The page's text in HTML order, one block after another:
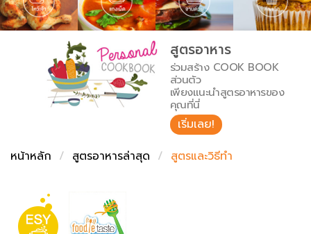
เคล็ดลับน่ารู้
เปรียบเทียบหน่วยการตวง
เปรียบเทียบอุณหภูมิ
เปรียบเทียบน้ำหนักวัตถุดิบ
FoodPedia
สร้าง Cookbook
สูตรอาหาร
ร่วมสร้าง COOK BOOK
ส่วนตัว
เพียงแนะนำสูตรอาหารของ
คุณที่นี่
เริ่มเลย!
หน้าหลัก
สูตรอาหารล่าสุด สูตรและวิธีทำ